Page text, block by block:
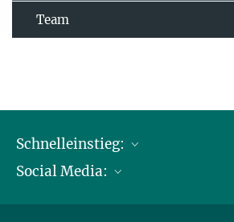
Team
Schnelleinstieg:
Publikationen
Social Media: